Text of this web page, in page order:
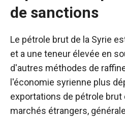
de sanctions
Le pétrole brut de la Syrie
et a une teneur élevée en
d'autres méthodes de
l'économie syrienne plus
exportations de pétrole brut
marchés étrangers,